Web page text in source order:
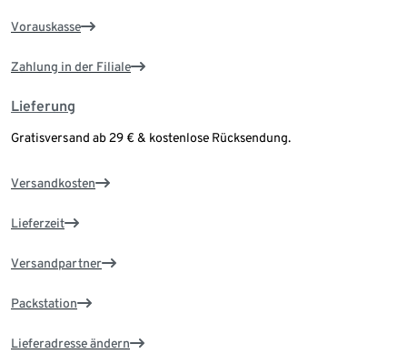
Vorauskasse
Zahlung in der Filiale
Lieferung
Gratisversand ab 29 € & kostenlose Rücksendung.
Versandkosten
Lieferzeit
Versandpartner
Packstation
Lieferadresse ändern